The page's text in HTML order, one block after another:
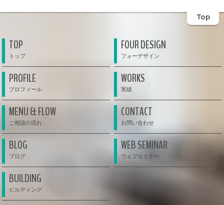
Top
TOP FOUR DESIGN
PROFILE WORKS
MENU & FLOW CONTACT
BLOG WEB SEMINAR
BUILDING